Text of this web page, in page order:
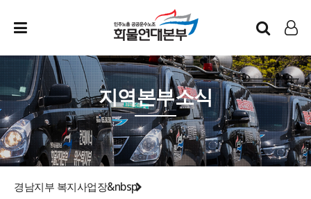
인트라넷
LOG IN
지역본부소식
경남지부 복지사업장&nbsp